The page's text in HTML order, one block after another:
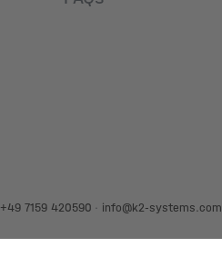
+49 7159 420590 · info@k2-systems.com